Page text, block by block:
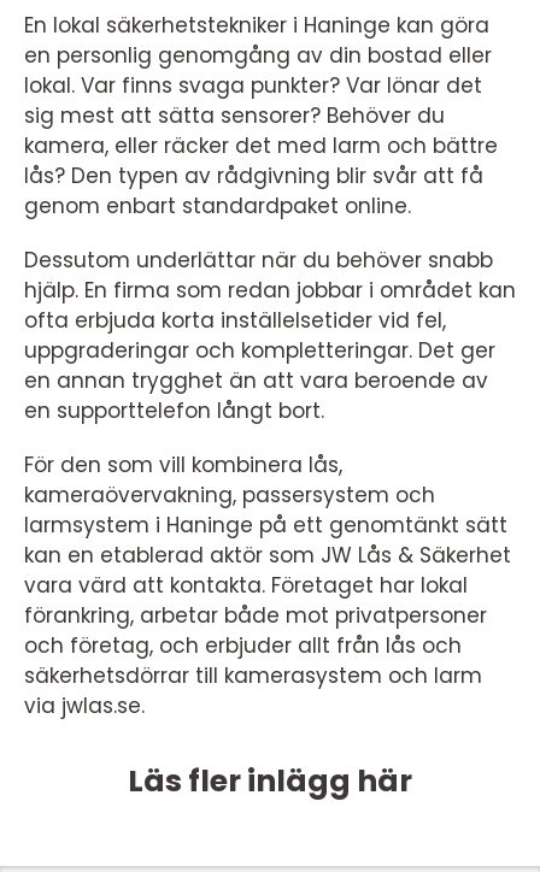
En lokal säkerhetstekniker i Haninge kan göra
en personlig genomgång av din bostad eller
lokal. Var finns svaga punkter? Var lönar det
sig mest att sätta sensorer? Behöver du
kamera, eller räcker det med larm och bättre
lås? Den typen av rådgivning blir svår att få
genom enbart standardpaket online.
Dessutom underlättar när du behöver snabb
hjälp. En firma som redan jobbar i området kan
ofta erbjuda korta inställelsetider vid fel,
uppgraderingar och kompletteringar. Det ger
en annan trygghet än att vara beroende av
en supporttelefon långt bort.
För den som vill kombinera lås,
kameraövervakning, passersystem och
larmsystem i Haninge på ett genomtänkt sätt
kan en etablerad aktör som JW Lås & Säkerhet
vara värd att kontakta. Företaget har lokal
förankring, arbetar både mot privatpersoner
och företag, och erbjuder allt från lås och
säkerhetsdörrar till kamerasystem och larm
via jwlas.se.
Läs fler inlägg här